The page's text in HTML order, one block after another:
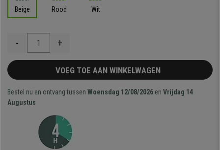
Beige Rood Wit
- +
VOEG TOE AAN WINKELWAGEN
Bestel nu en ontvang tussen Woensdag 12/08/2026 en Vrijdag 14
Augustus